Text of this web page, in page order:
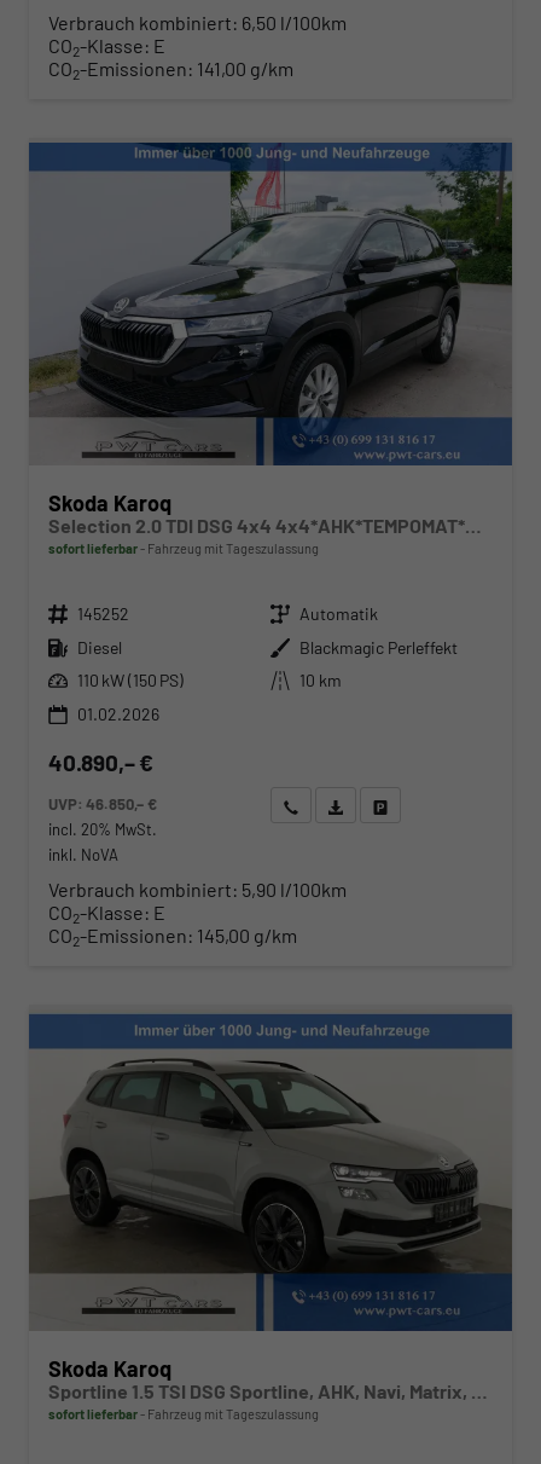
Verbrauch kombiniert: 6,50 l/100km
CO2-Klasse: E
CO2-Emissionen: 141,00 g/km
Skoda Karoq
sofort lieferbar Fahrzeug mit Tageszulassung
Fahrzeugnr. 145252 Getriebe Automatik
Kraftstoff Diesel Außenfarbe Blackmagic Perleffekt
Leistung 110 kW (150 PS) Kilometerstand
10 km
01.02.2026
40.890,– €
UVP:46.850,– €
incl. 20% MwSt.
inkl. NoVA
Wir rufen Sie anAngebot drucken (PDF)
Verbrauch kombiniert: 5,90 l/100km
CO2-Klasse: E
CO2-Emissionen: 145,00 g/km
Skoda Karoq
Sportline 1.5 TSI DSG Sportline, AHK, Navi, Matrix, Kamera, el. Klappe, 5-J. Garantie
sofort lieferbar Fahrzeug mit Tageszulassung